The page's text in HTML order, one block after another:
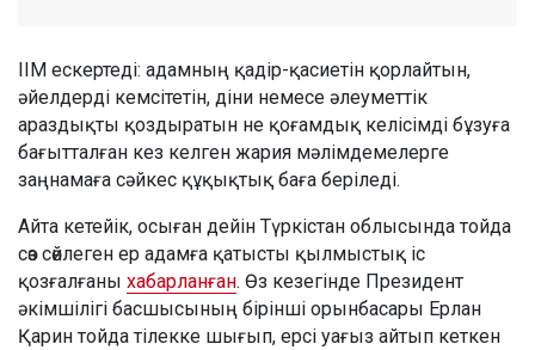
ІІМ ескертеді: адамның қадір-қасиетін қорлайтын,
әйелдерді кемсітетін, діни немесе әлеуметтік
араздықты қоздыратын не қоғамдық келісімді бұзуға
бағытталған кез келген жария мәлімдемелерге
заңнамаға сәйкес құқықтық баға беріледі.
Айта кетейік, осыған дейін Түркістан облысында тойда
сөз сөйлеген ер адамға қатысты қылмыстық іс
қозғалғаны хабарланған. Өз кезегінде Президент
әкімшілігі басшысының бірінші орынбасары Ерлан
Қарин тойда тілекке шығып, ерсі уағыз айтып кеткен